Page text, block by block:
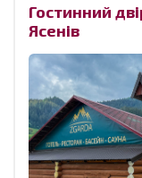
Гостинний
Ясенів